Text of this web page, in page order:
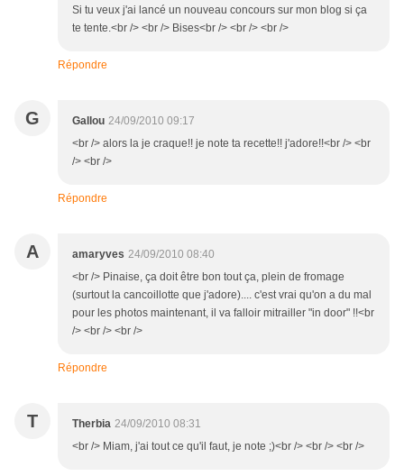
Si tu veux j'ai lancé un nouveau concours sur mon blog si ça
te tente.<br /> <br /> Bises<br /> <br /> <br />
Répondre
G Gallou 24/09/2010 09:17
<br /> alors la je craque!! je note ta recette!! j'adore!!<br /> <br
/> <br />
Répondre
A amaryves 24/09/2010 08:40
<br /> Pinaise, ça doit être bon tout ça, plein de fromage
(surtout la cancoillotte que j'adore).... c'est vrai qu'on a du mal
pour les photos maintenant, il va falloir mitrailler "in door" !!<br
/> <br /> <br />
Répondre
T Therbia 24/09/2010 08:31
<br /> Miam, j'ai tout ce qu'il faut, je note ;)<br /> <br /> <br />